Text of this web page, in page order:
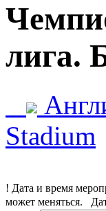
лига.
Stadium
! Дата и время
может меняться.